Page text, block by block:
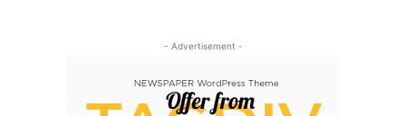
- Advertisement -